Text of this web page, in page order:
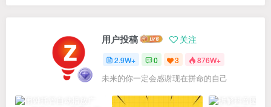
用户投稿 关注
2.9W+ 0 3 876W+
未来的你一定会感谢现在拼命的自己